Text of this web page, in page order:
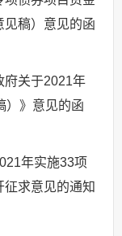
见稿）意见的函
府关于2021年
）》意见的函
年实施33项
征求意见的通知